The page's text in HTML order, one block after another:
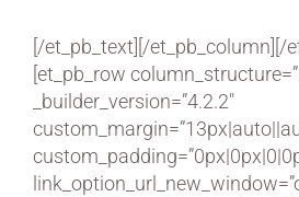
[/et_pb_text][/et_pb_column][/
[et_pb_row
_builder_version=”4.2.2″